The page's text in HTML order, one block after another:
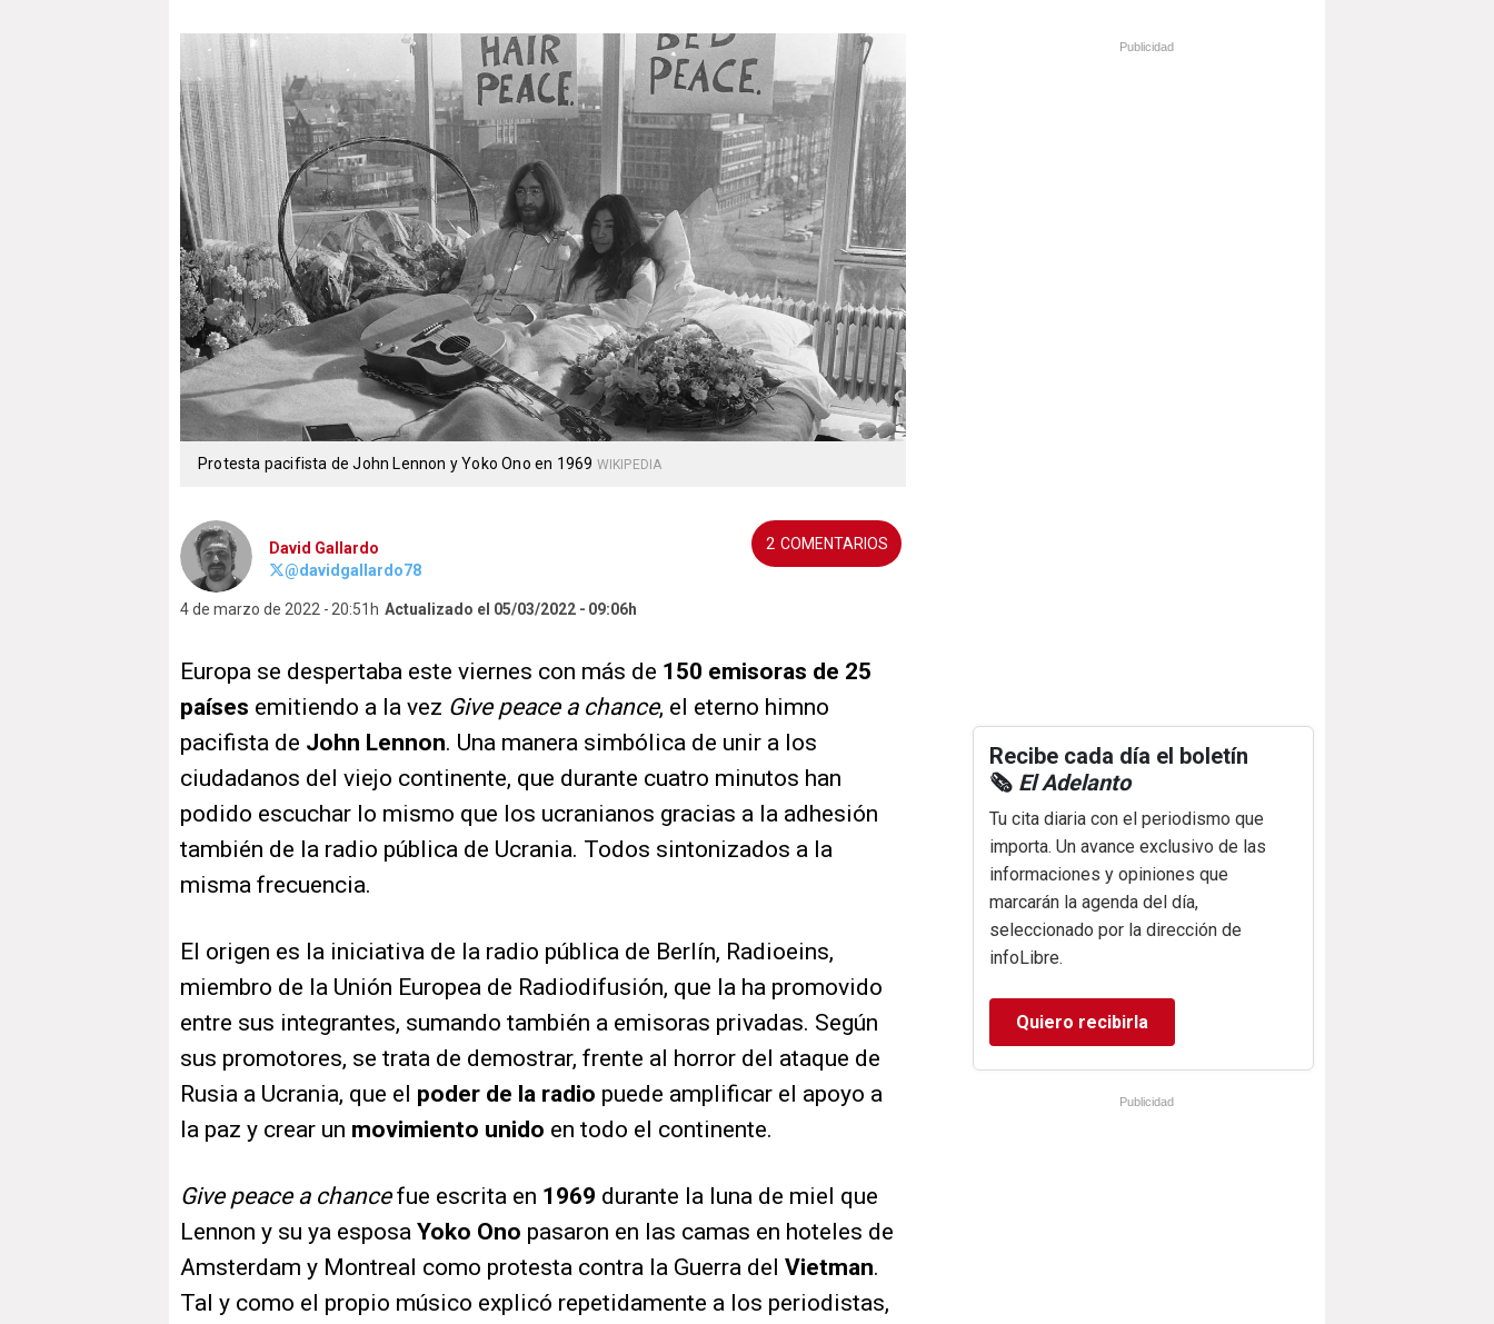
Protesta pacifista de John Lennon y Yoko Ono en 1969 WIKIPEDIA
David Gallardo
@davidgallardo78
4 de marzo de 2022 20:51h Actualizado el 05/03/2022 09:06h
2
Europa se despertaba este viernes con más de 150 emisoras de 25
países emitiendo a la vez Give peace a chance, el eterno himno
pacifista de John Lennon. Una manera simbólica de unir a los
ciudadanos del viejo continente, que durante cuatro minutos han
podido escuchar lo mismo que los ucranianos gracias a la adhesión
también de la radio pública de Ucrania. Todos sintonizados a la
misma frecuencia.
El origen es la iniciativa de la radio pública de Berlín, Radioeins,
miembro de la Unión Europea de Radiodifusión, que la ha promovido
entre sus integrantes, sumando también a emisoras privadas. Según
sus promotores, se trata de demostrar, frente al horror del ataque de
Rusia a Ucrania, que el poder de la radio puede amplificar el apoyo a
la paz y crear un movimiento unido en todo el continente.
Give peace a chancefue escrita en 1969 durante la luna de miel que
Lennon y su ya esposa Yoko Ono pasaron en las camas en hoteles de
Amsterdam y Montreal como protesta contra la Guerra del Vietman.
Tal y como el propio músico explicó repetidamente a los periodistas,
Publicidad
Recibe cada día el boletín
🗞️ El Adelanto
Tu cita diaria con el periodismo que
importa. Un avance exclusivo de las
informaciones y opiniones que
marcarán la agenda del día,
seleccionado por la dirección de
infoLibre.
Quiero recibirla
Publicidad